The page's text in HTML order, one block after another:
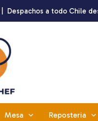
| Despachos a todo Chile
Mesa Reposteria